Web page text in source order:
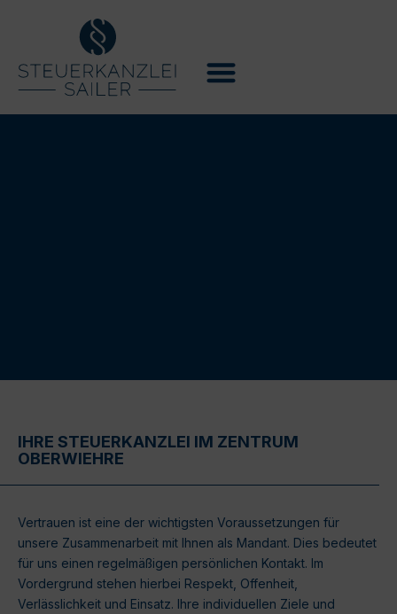
IHRE STEUERKANZLEI IM ZENTRUM
OBERWIEHRE
Vertrauen ist eine der wichtigsten Voraussetzungen für
unsere Zusammenarbeit mit Ihnen als Mandant. Dies bedeutet
für uns einen regelmäßigen persönlichen Kontakt. Im
Vordergrund stehen hierbei Respekt, Offenheit,
Verlässlichkeit und Einsatz. Ihre individuellen Ziele und